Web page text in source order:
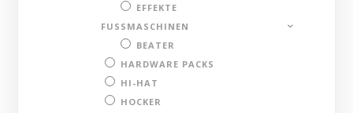
EFFEKTE
FUSSMASCHINEN
BEATER
HARDWARE PACKS
HI-HAT
HOCKER